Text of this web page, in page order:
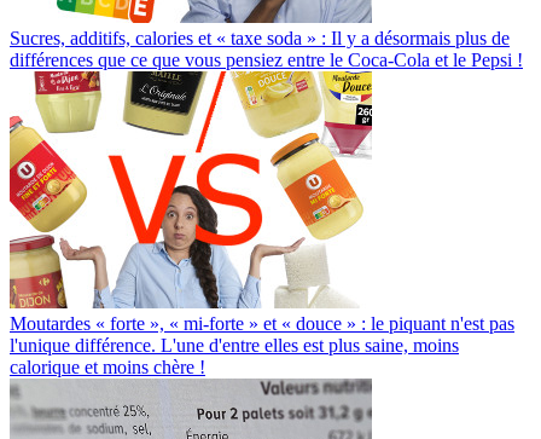
Sucres, additifs, calories et « taxe soda » : Il y a désormais plus de
différences que ce que vous pensiez entre le Coca-Cola et le Pepsi !
Moutardes « forte », « mi-forte » et « douce » : le piquant n'est pas
l'unique différence. L'une d'entre elles est plus saine, moins
calorique et moins chère !